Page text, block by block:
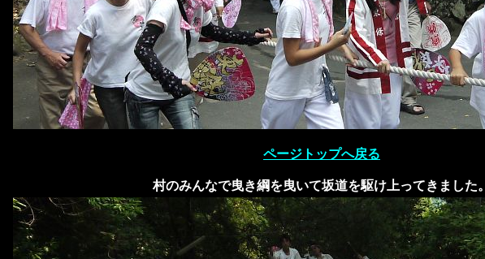
ページトップへ戻る
村のみんなで曳き綱を曳いて坂道を駆け上ってきました。